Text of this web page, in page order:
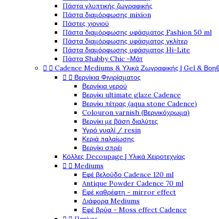
Πάστα γλυπτικής ζωγραφικής
Πάστα διαμόρφωσης mixion
Πάστες χιονιού
Πάστα διαμόρφωσης υφάσματος Fashion 50 ml
Πάστα διαμόρφωσης υφάσματος γκλίτερ
Πάστα διαμόρφωσης υφάσματος Hi-Lite
Πάστα Shabby Chic -Μάτ
  Cadence Mediums & Υλικά Ζωγραφικής | Gel &
  Βερνίκια Φινιρίσματος
Βερνίκια νερού
Βερνίκι ultimate glaze Cadence
Βερνίκι πέτρας (aqua stone Cadence)
Colouron varnish (Βερνικόχρωμα)
Βερνίκι με βάση διαλύτες
Υγρό γυαλί / resin
Κεριά παλαίωσης
Βερνίκι σπρέι
Κόλλες Decoupage | Υλικά Χειροτεχνίας
  Mediums
Εφέ βελούδο Cadence 120 ml
Antique Powder Cadence 70 ml
Εφέ καθρέφτη - mirror effect
Διάφορα Mediums
Εφέ βρύα - Moss effect Cadence